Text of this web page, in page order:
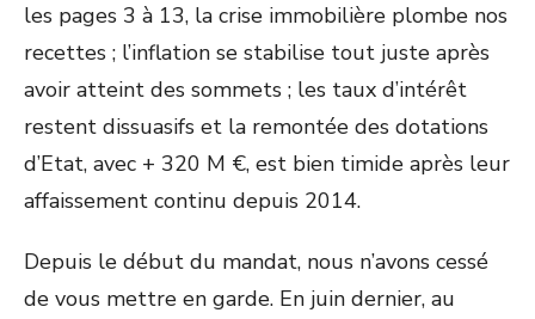
les pages 3 à 13, la crise immobilière plombe nos
recettes ; l’inflation se stabilise tout juste après
avoir atteint des sommets ; les taux d’intérêt
restent dissuasifs et la remontée des dotations
d’Etat, avec + 320 M €, est bien timide après leur
affaissement continu depuis 2014.
Depuis le début du mandat, nous n’avons cessé
de vous mettre en garde. En juin dernier, au